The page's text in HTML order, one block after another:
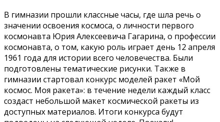
В гимназии прошли классные часы, где шла речь о
значении освоения космоса, о личности первого
космонавта Юрия Алексеевича Гагарина, о профессии
космонавта, о том, какую роль играет день 12 апреля
1961 года для истории всего человечества. Были
подготовлены тематические рисунки. Также в
гимназии стартовал конкурс моделей ракет «Мой
космос. Моя ракета»: в течение недели каждый класс
создаст небольшой макет космической ракеты из
доступных материалов. Итоги конкурса будут